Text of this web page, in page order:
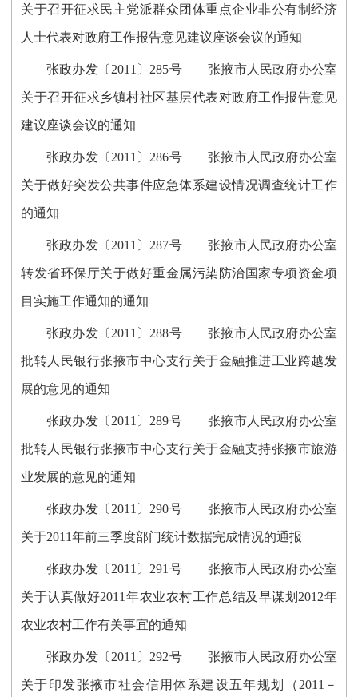
关于召开征求民主党派群众团体重点企业非公有制经济
人士代表对政府工作报告意见建议座谈会议的通知
张政办发〔2011〕285号 张掖市人民政府办公室
关于召开征求乡镇村社区基层代表对政府工作报告意见
建议座谈会议的通知
张政办发〔2011〕286号 张掖市人民政府办公室
关于做好突发公共事件应急体系建设情况调查统计工作
的通知
张政办发〔2011〕287号 张掖市人民政府办公室
转发省环保厅关于做好重金属污染防治国家专项资金项
目实施工作通知的通知
张政办发〔2011〕288号 张掖市人民政府办公室
批转人民银行张掖市中心支行关于金融推进工业跨越发
展的意见的通知
张政办发〔2011〕289号 张掖市人民政府办公室
批转人民银行张掖市中心支行关于金融支持张掖市旅游
业发展的意见的通知
张政办发〔2011〕290号 张掖市人民政府办公室
关于2011年前三季度部门统计数据完成情况的通报
张政办发〔2011〕291号 张掖市人民政府办公室
关于认真做好2011年农业农村工作总结及早谋划2012年
农业农村工作有关事宜的通知
张政办发〔2011〕292号 张掖市人民政府办公室
关于印发张掖市社会信用体系建设五年规划（2011－